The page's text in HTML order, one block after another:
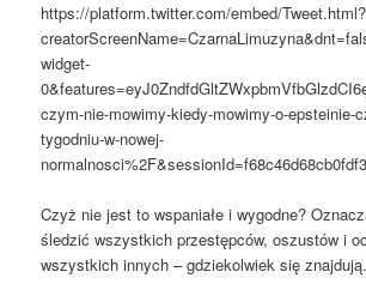
https://platform.twitter.com/embed/Tweet.html?
widget-
czym-nie-mowimy-kiedy-mowimy-o-epsteinie-
tygodniu-w-nowej-
Czyż nie jest to wspaniałe i wygodne?
śledzić wszystkich przestępców, oszustów i
wszystkich innych – gdziekolwiek się znajdują.